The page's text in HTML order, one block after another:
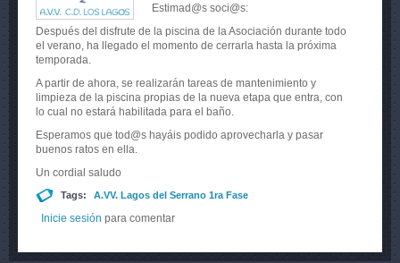
Estimad@s soci@s:
Después del disfrute de la piscina de la Asociación durante todo
el verano, ha llegado el momento de cerrarla hasta la próxima
temporada.
A partir de ahora, se realizarán tareas de mantenimiento y
limpieza de la piscina propias de la nueva etapa que entra, con
lo cual no estará habilitada para el baño.
Esperamos que tod@s hayáis podido aprovecharla y pasar
buenos ratos en ella.
Un cordial saludo
Tags: A.VV. Lagos del Serrano 1ra Fase
Inicie sesión para comentar